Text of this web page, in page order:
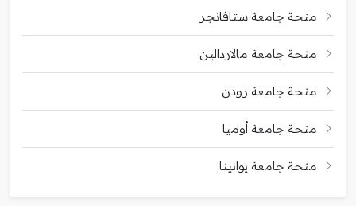
منحة جامعة ستافانجر
منحة جامعة مالاردالين
منحة جامعة رودن
منحة جامعة أوميا
منحة جامعة يوانينا